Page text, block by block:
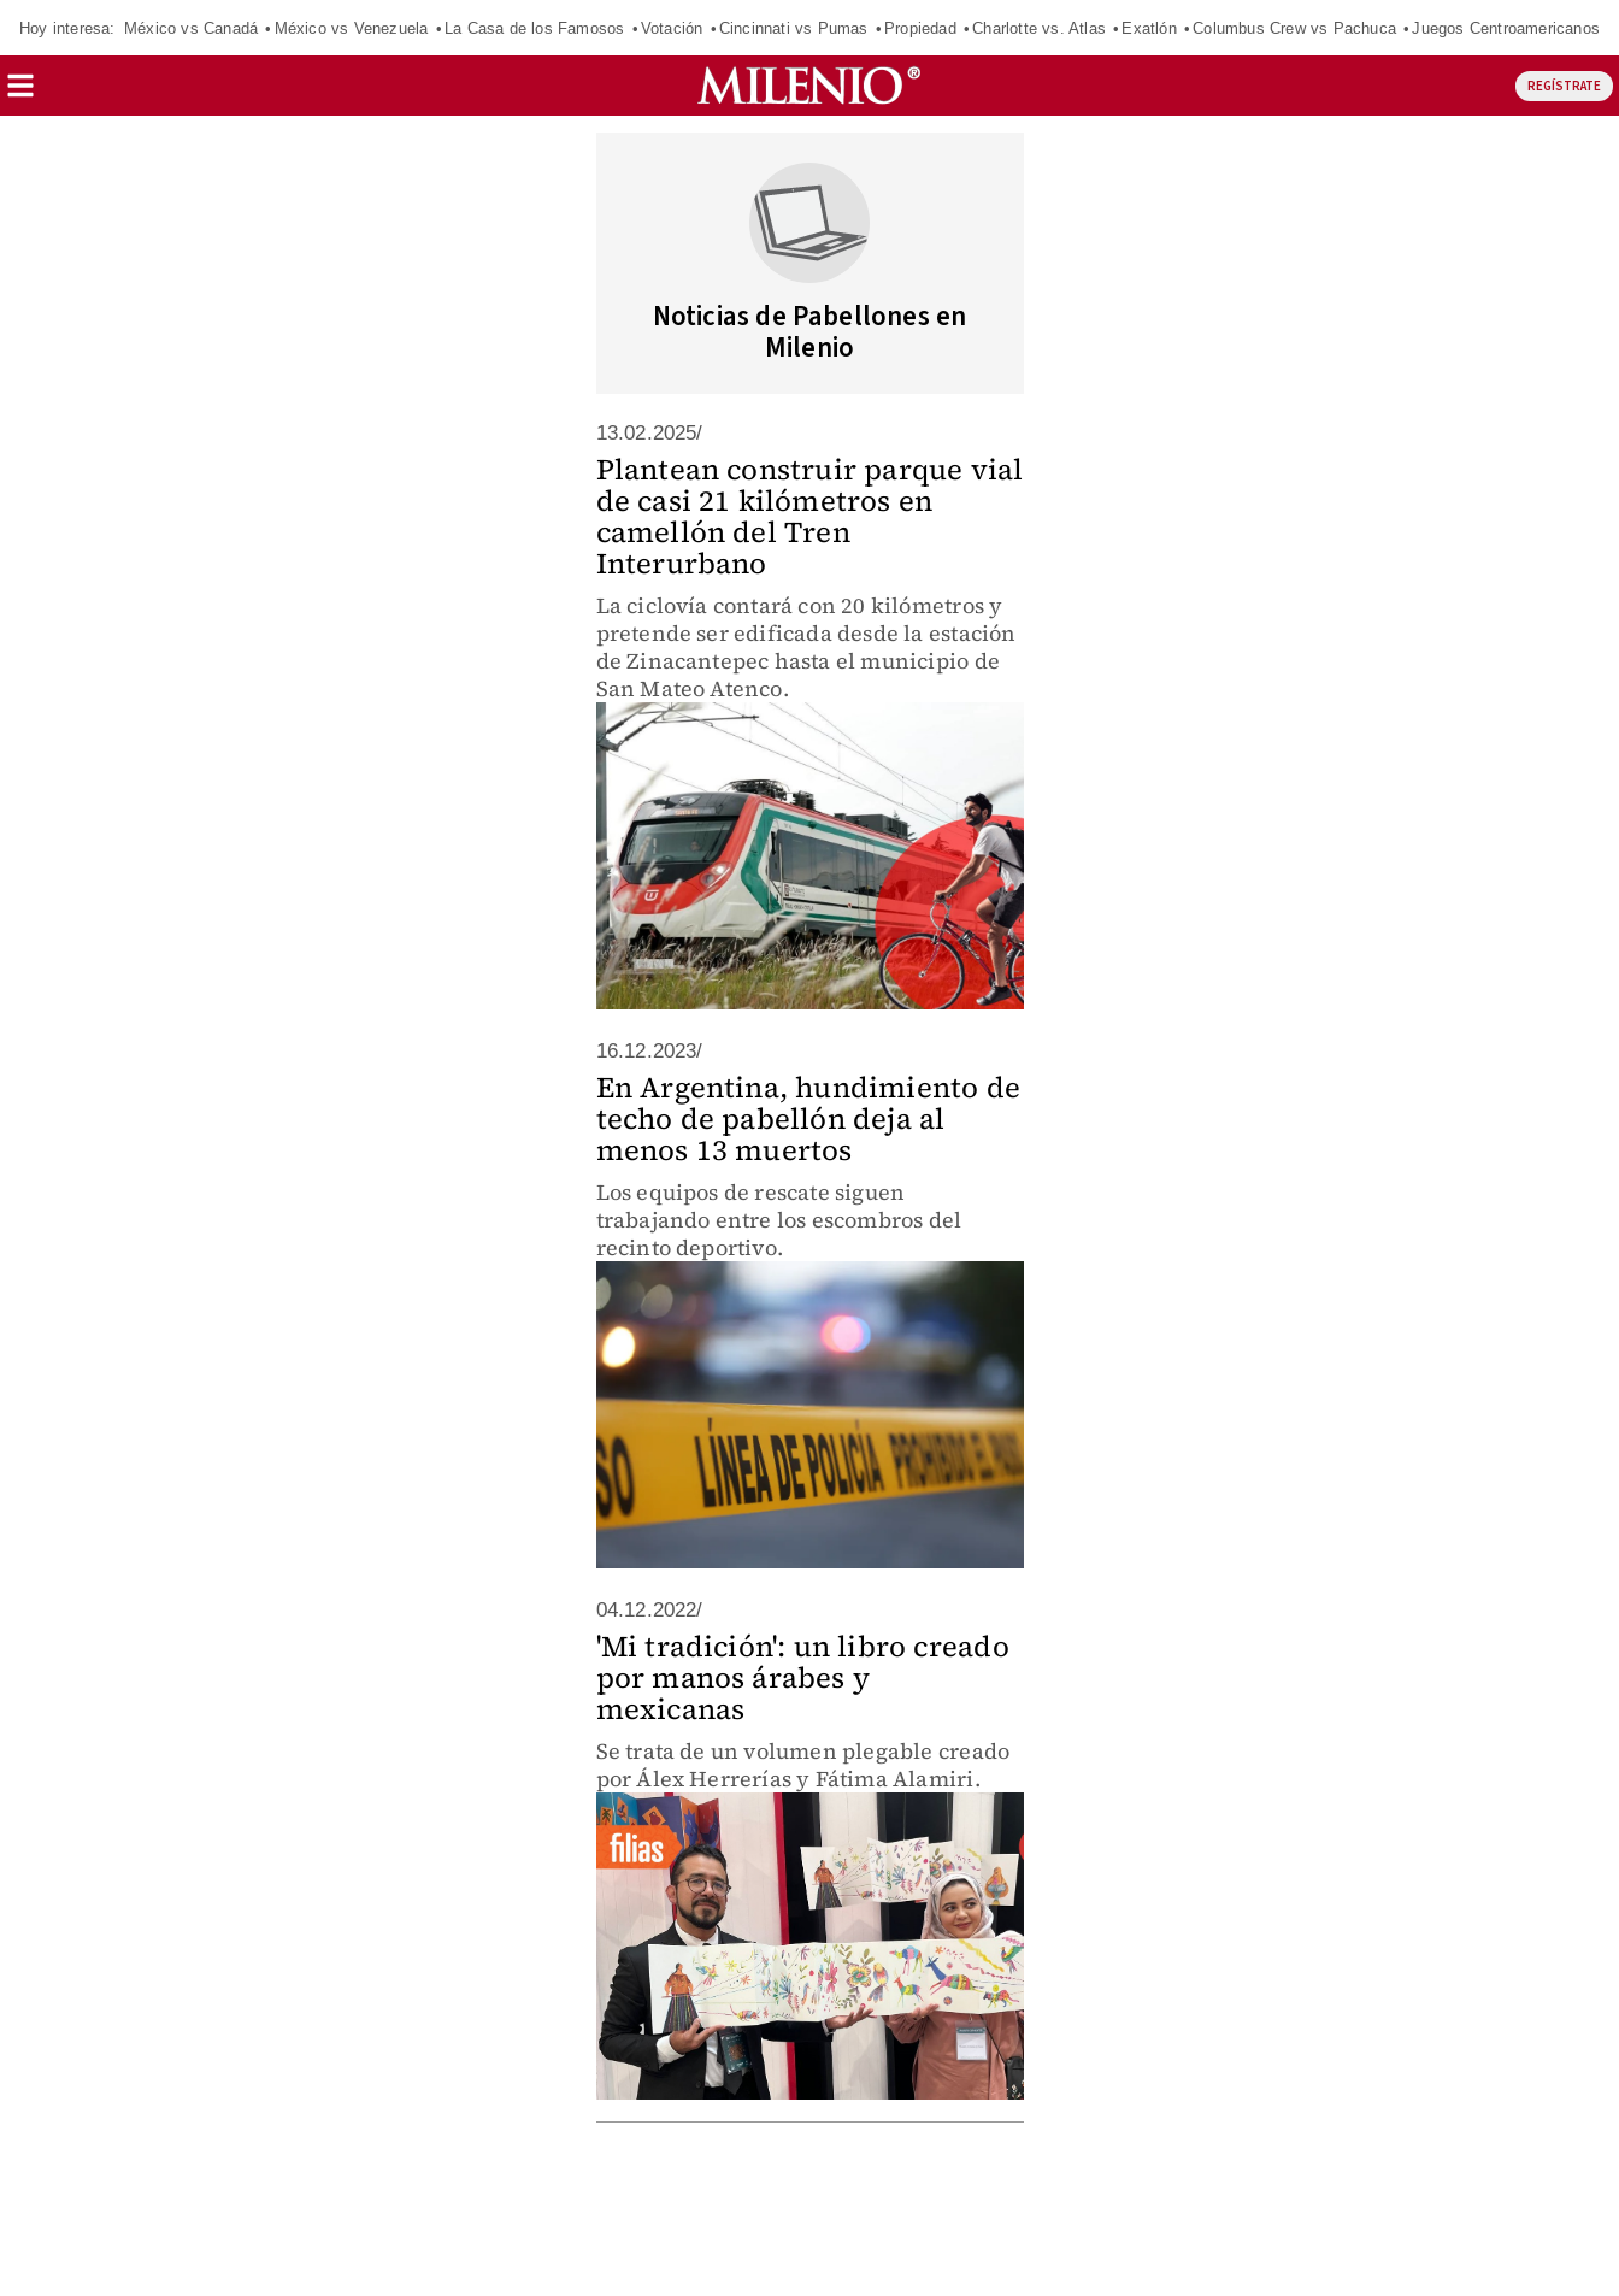
Hoy interesa: México vs Canadá México vs Venezuela La Casa de los Famosos Votación Cincinnati vs Pumas Propiedad Charlotte vs. Atlas Exatlón Columbus Crew vs Pachuca Juegos Centroamericanos
REGÍSTRATE
Noticias de Pabellones en
Milenio
13.02.2025/
Plantean construir parque vial
de casi 21 kilómetros en
camellón del Tren
Interurbano
La ciclovía contará con 20 kilómetros y
pretende ser edificada desde la estación
de Zinacantepec hasta el municipio de
San Mateo Atenco.
16.12.2023/
En Argentina, hundimiento de
techo de pabellón deja al
menos 13 muertos
Los equipos de rescate siguen
trabajando entre los escombros del
recinto deportivo.
04.12.2022/
'Mi tradición': un libro creado
por manos árabes y
mexicanas
Se trata de un volumen plegable creado
por Álex Herrerías y Fátima Alamiri.